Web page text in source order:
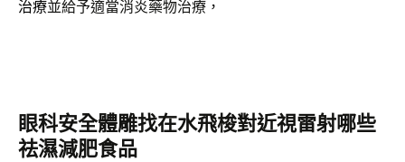
治療並給予適當消炎藥物治療，
眼科安全體雕找在水飛梭對近視雷射哪些
祛濕減肥食品